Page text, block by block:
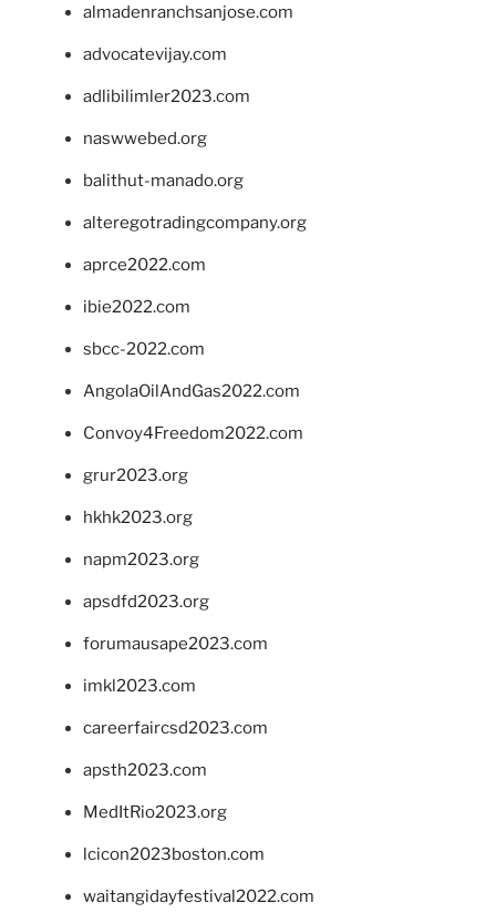
almadenranchsanjose.com
advocatevijay.com
adlibilimler2023.com
naswwebed.org
balithut-manado.org
alteregotradingcompany.org
aprce2022.com
ibie2022.com
sbcc-2022.com
AngolaOilAndGas2022.com
Convoy4Freedom2022.com
grur2023.org
hkhk2023.org
napm2023.org
apsdfd2023.org
forumausape2023.com
imkl2023.com
careerfaircsd2023.com
apsth2023.com
MedItRio2023.org
lcicon2023boston.com
waitangidayfestival2022.com